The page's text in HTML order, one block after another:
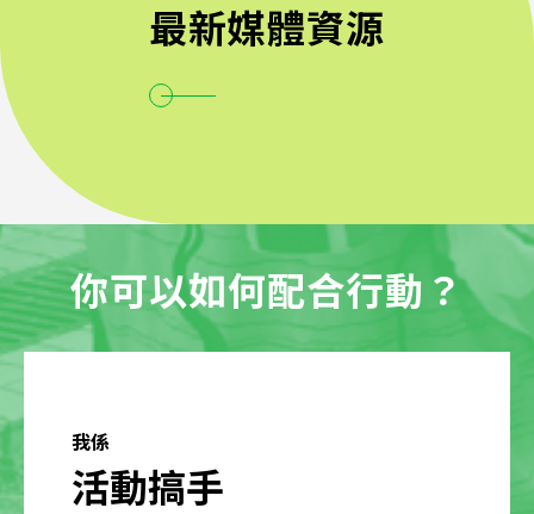
最新媒體資源
你可以如何配合行動？
我係
活動搞手